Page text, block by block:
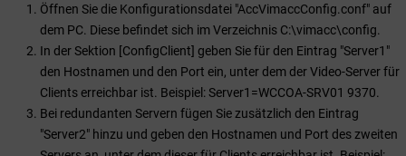
Öffnen Sie die Konfigurationsdatei "AccVimaccConfig.conf" auf
dem PC. Diese befindet sich im Verzeichnis C:\vimacc\config.
In der Sektion [ConfigClient] geben Sie für den Eintrag "Server1"
den Hostnamen und den Port ein, unter dem der Video-Server für
Clients erreichbar ist. Beispiel: Server1=WCCOA-SRV01 9370.
Bei redundanten Servern fügen Sie zusätzlich den Eintrag
"Server2" hinzu und geben den Hostnamen und Port des zweiten